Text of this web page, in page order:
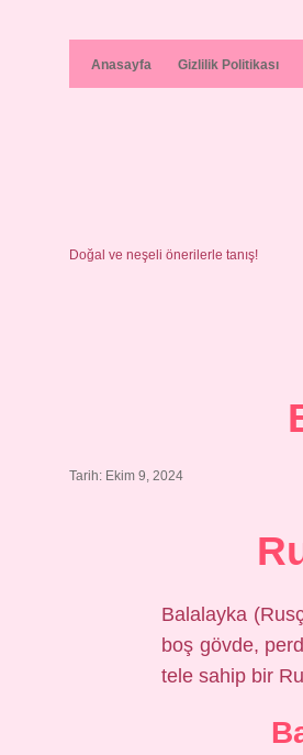
Anasayfa Gizlilik Politikası
Doğal ve neşeli önerilerle tanış!
Tarih: Ekim 9, 2024
Balalayka
boş gövde,
tele sahip bir